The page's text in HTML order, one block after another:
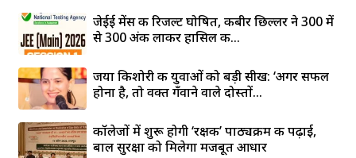
जेईई मेंस की रिजल्ट घोषित, कबीर छिल्लर ने 300 में
से 300 अंक लाकर हासिल की...
जया किशोरी की युवाओं को बड़ी सीख: ‘अगर सफल
होना है, तो वक्त गँवाने वाले दोस्तों...
कॉलेजों में शुरू होगी ‘रक्षक’ पाठ्यक्रम की पढ़ाई,
बाल सुरक्षा को मिलेगा मजबूत आधार